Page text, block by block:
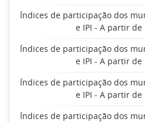
Índices de participação dos
e IPI - A partir de
Índices de participação dos
e IPI - A partir de
Índices de participação dos
e IPI - A partir de
Índices de participação dos